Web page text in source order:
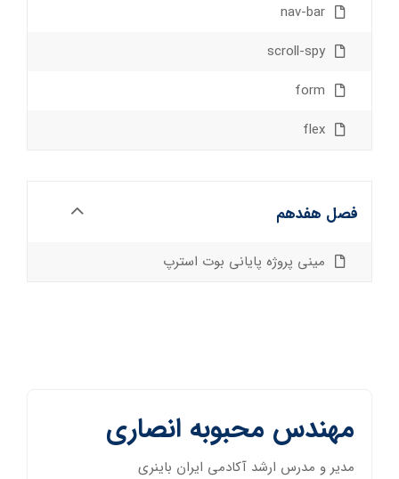
nav-bar
scroll-spy
form
flex
فصل هفدهم
مینی پروژه پایانی بوت استرپ
مهندس محبوبه انصاری
مدیر و مدرس ارشد آکادمی ایران باینری